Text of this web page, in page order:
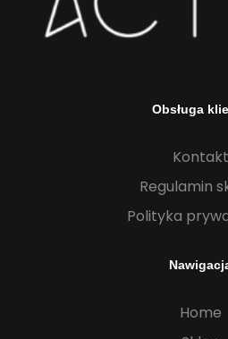
Obsługa
Kontakt
Regulamin
Polityka
Home